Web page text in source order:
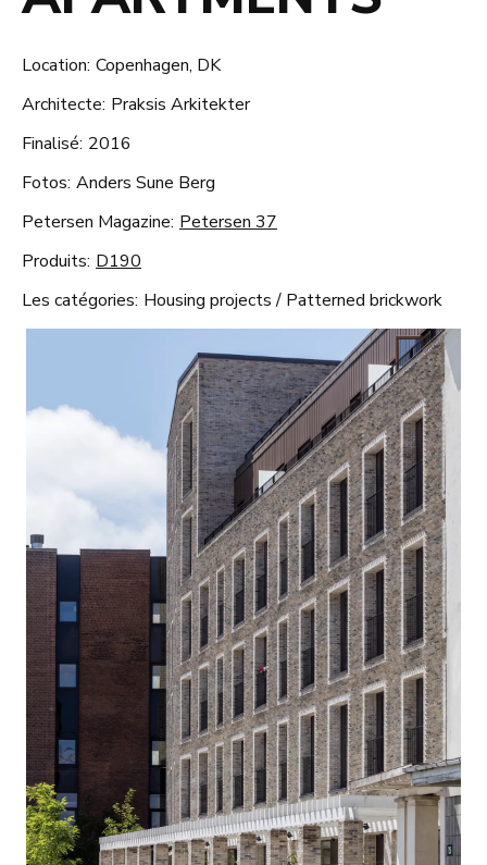
Location: Copenhagen, DK
Architecte: Praksis Arkitekter
Finalisé: 2016
Fotos: Anders Sune Berg
Petersen Magazine: Petersen 37
Produits: D190
Les catégories: Housing projects / Patterned brickwork